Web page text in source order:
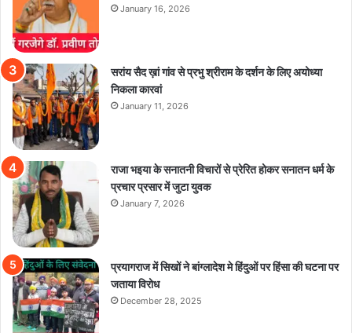
January 16, 2026
सरांय सैद ख़ां गांव से प्रभु श्रीराम के दर्शन के लिए अयोध्या
निकला कारवां
January 11, 2026
राजा भइया के सनातनी विचारों से प्रेरित होकर सनातन धर्म के
प्रचार प्रसार में जुटा युवक
January 7, 2026
प्रयागराज में सिखों ने बांग्लादेश मे हिंदुओं पर हिंसा की घटना पर
जताया विरोध
December 28, 2025